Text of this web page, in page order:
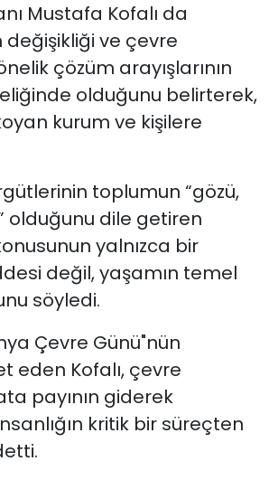
Mustafa Kofalı da
değişikliği ve çevre
çözüm arayışlarının
olduğunu belirterek,
kurum ve kişilere
toplumun “gözü,
olduğunu dile getiren
yalnızca bir
değil, yaşamın temel
söyledi.
Çevre Günü"nün
eden Kofalı, çevre
payının giderek
kritik bir süreçten